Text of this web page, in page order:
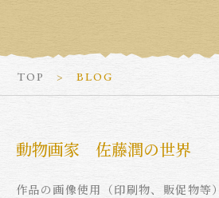
TOP BLOG
動物画家 佐藤潤の世界
作品の画像使用（印刷物、販促物等